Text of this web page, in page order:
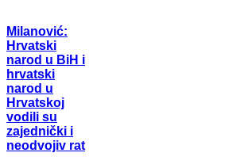
Milanović:
Hrvatski
narod u BiH i
hrvatski
narod u
Hrvatskoj
vodili su
zajednički i
neodvojiv rat